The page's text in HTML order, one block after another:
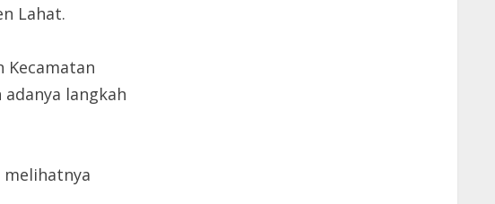
Lahat.
Kecamatan
langkah
melihatnya